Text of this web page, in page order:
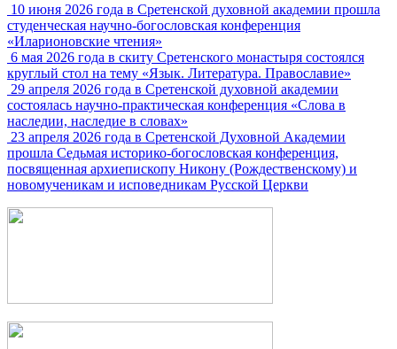
10 июня 2026 года в Сретенской духовной академии прошла
студенческая научно-богословская конференция
«Иларионовские чтения»
6 мая 2026 года в скиту Сретенского монастыря состоялся
круглый стол на тему «Язык. Литература. Православие»
29 апреля 2026 года в Сретенской духовной академии
состоялась научно-практическая конференция «Слова в
наследии, наследие в словах»
23 апреля 2026 года в Сретенской Духовной Академии
прошла Седьмая историко-богословская конференция,
посвященная архиепископу Никону (Рождественскому) и
новомученикам и исповедникам Русской Церкви